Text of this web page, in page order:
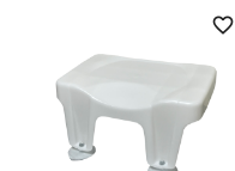
favorite_border